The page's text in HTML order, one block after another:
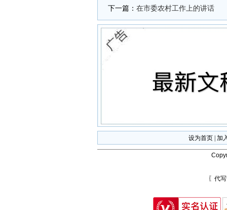
下一篇： 在市委农村工作上的讲话
设为首页 加
〖代